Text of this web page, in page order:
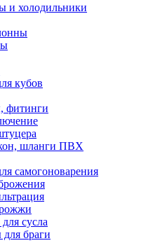
и холодильники
кубов
фитинги
шланги ПВХ
самогоноварения
сусла
браги